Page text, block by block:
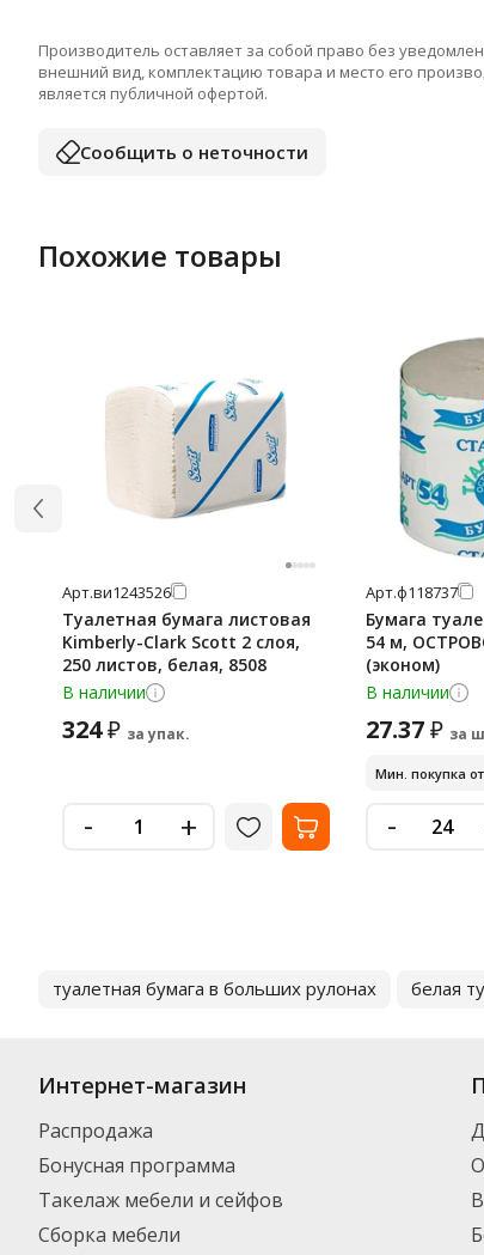
Производитель оставляет за собой право без
внешний вид, комплектацию товара и место его
является публичной офертой.
Сообщить о неточности
Похожие товары
Арт.ви1243526
Туалетная бумага листовая
Kimberly-Clark Scott 2 слоя,
250 листов, белая, 8508
В наличии
324₽ за упак.
- +
Арт.ф118737
Бумага
54 м,
(эконом)
В наличии
27.37₽ за
Мин. покупка
-
туалетная бумага в больших рулонах белая
Интернет-магазин
Распродажа
Бонусная программа
Такелаж мебели и сейфов
Сборка мебели